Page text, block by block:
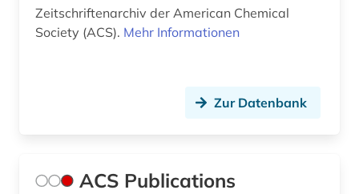
biodiversitätsforschung (1)
bioenergie (1)
biografie (3)
Zeitschriftenarchiv der American Chemical
Society (ACS). Mehr Informationen
Zur Datenbank
ACS Publications